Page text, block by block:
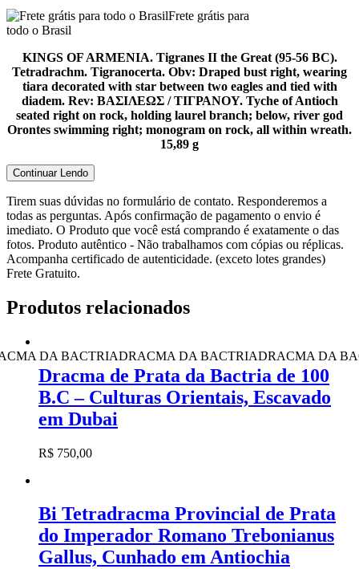
Frete grátis para
todo o Brasil
KINGS OF ARMENIA. Tigranes II the Great (95-56 BC).
Tetradrachm. Tigranocerta. Obv: Draped bust right, wearing
tiara decorated with star between two eagles and tied with
diadem. Rev: ΒΑΣΙΛΕΩΣ / ΤΙΓΡΑΝΟΥ. Tyche of Antioch
seated right on rock, holding laurel branch; below, river god
Orontes swimming right; monogram on rock, all within wreath.
15,89 g
Continuar Lendo
Tirem suas dúvidas no formulário de contato. Responderemos a
todas as perguntas. Após confirmação de pagamento o envio é
imediato. O Produto que você está comprando é exatamente o das
fotos. Produto autêntico - Não trabalhamos com cópias ou réplicas.
Acompanha certificado de autenticidade. (exceto lotes grandes)
Frete Gratuito.
Produtos relacionados
BACTRIADRACMA DA BACTRIADRACMA DA BACTRIA
Dracma de Prata da Bactria de 100
B.C – Culturas Orientais, Escavado
em Dubai
R$ 750,00
Bi Tetradracma Provincial de Prata
do Imperador Romano Trebonianus
Gallus, Cunhado em Antiochia